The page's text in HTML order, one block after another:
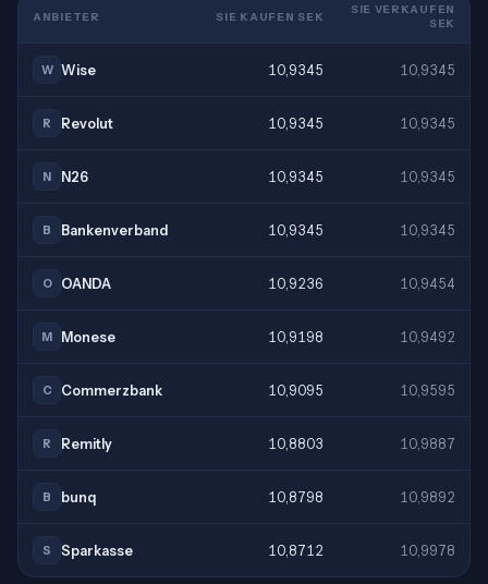
ANBIETER SIE KAUFEN SEK
SIE VERKAUFEN
SEK
W Wise 10,9345 10,9345
R Revolut 10,9345 10,9345
N N26 10,9345 10,9345
B Bankenverband 10,9345 10,9345
O OANDA 10,9236 10,9454
M Monese 10,9198 10,9492
C Commerzbank 10,9095 10,9595
R Remitly 10,8803 10,9887
B bunq 10,8798 10,9892
S Sparkasse 10,8712 10,9978